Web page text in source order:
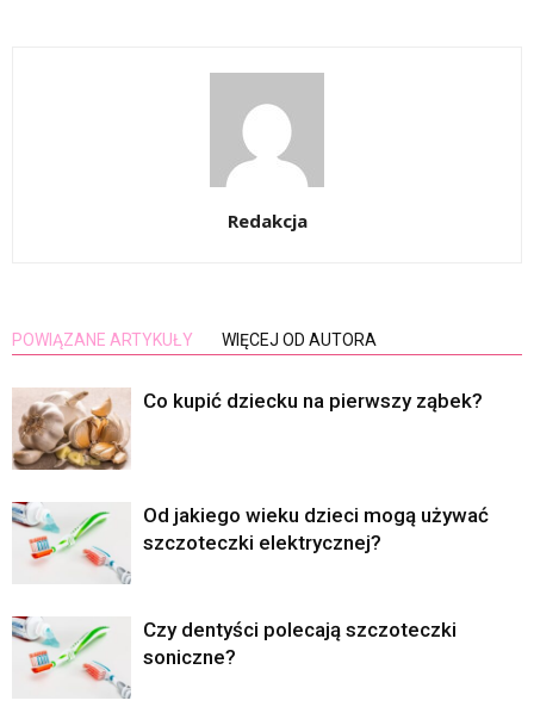
Redakcja
POWIĄZANE ARTYKUŁY WIĘCEJ OD AUTORA
Co kupić dziecku na pierwszy ząbek?
Od jakiego wieku dzieci mogą używać
szczoteczki elektrycznej?
Czy dentyści polecają szczoteczki
soniczne?